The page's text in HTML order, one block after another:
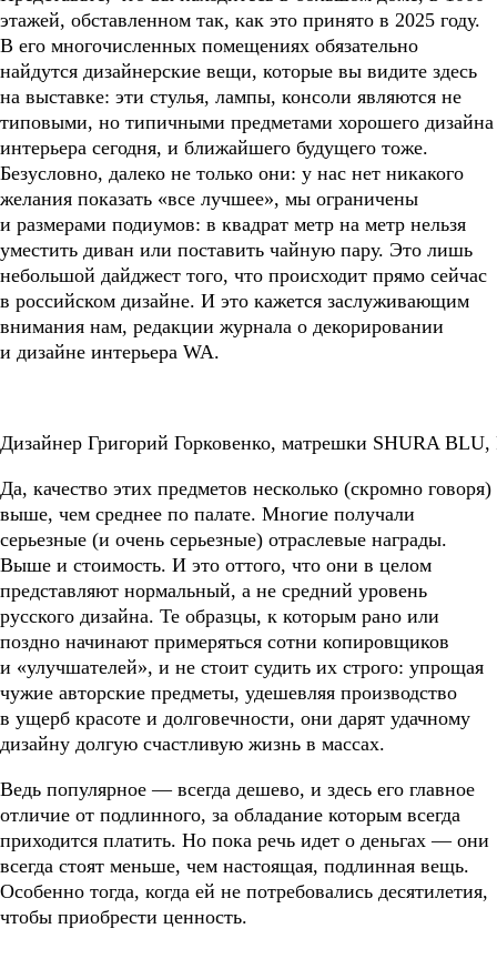
этажей, обставленном так, как это принято в 2025 году.
В его многочисленных помещениях обязательно
найдутся дизайнерские вещи, которые вы видите здесь
на выставке: эти стулья, лампы, консоли являются не
типовыми, но типичными предметами хорошего дизайна
интерьера сегодня, и ближайшего будущего тоже.
Безусловно, далеко не только они: у нас нет никакого
желания показать «все лучшее», мы ограничены
и размерами подиумов: в квадрат метр на метр нельзя
уместить диван или поставить чайную пару. Это лишь
небольшой дайджест того, что происходит прямо сейчас
в российском дизайне. И это кажется заслуживающим
внимания нам, редакции журнала о декорировании
и дизайне интерьера WA.
Дизайнер Григорий Горковенко, матрешки SHURA
Да, качество этих предметов несколько (скромно говоря)
выше, чем среднее по палате. Многие получали
серьезные (и очень серьезные) отраслевые награды.
Выше и стоимость. И это оттого, что они в целом
представляют нормальный, а не средний уровень
русского дизайна. Те образцы, к которым рано или
поздно начинают примеряться сотни копировщиков
и «улучшателей», и не стоит судить их строго: упрощая
чужие авторские предметы, удешевляя производство
в ущерб красоте и долговечности, они дарят удачному
дизайну долгую счастливую жизнь в массах.
Ведь популярное — всегда дешево, и здесь его главное
отличие от подлинного, за обладание которым всегда
приходится платить. Но пока речь идет о деньгах — они
всегда стоят меньше, чем настоящая, подлинная вещь.
Особенно тогда, когда ей не потребовались десятилетия,
чтобы приобрести ценность.